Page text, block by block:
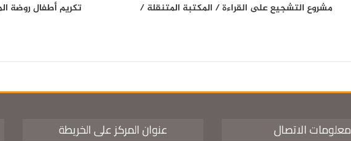
مشروع التشجيع على القراءة / المكتبة المتنقلة / تكريم أطفال روضة
معلومات الاتصال عنوان المركز على الخريطة